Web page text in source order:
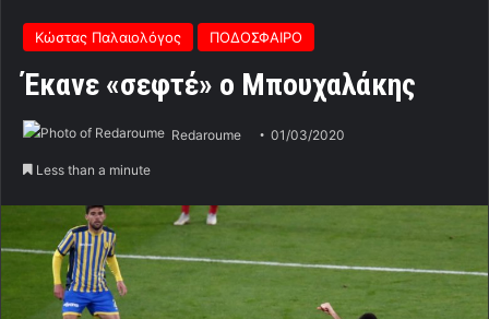
Κώστας Παλαιολόγος ΠΟΔΟΣΦΑΙΡΟ
Έκανε «σεφτέ» ο Μπουχαλάκης
Redaroume 01/03/2020
Less than a minute